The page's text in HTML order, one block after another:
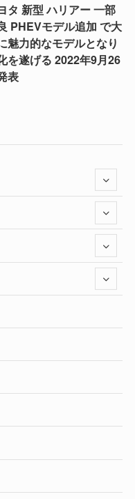
タ 新型 ハリアー 一部
PHEVモデル追加 で大
魅力的なモデルとなり
を遂げる 2022年9月26
表